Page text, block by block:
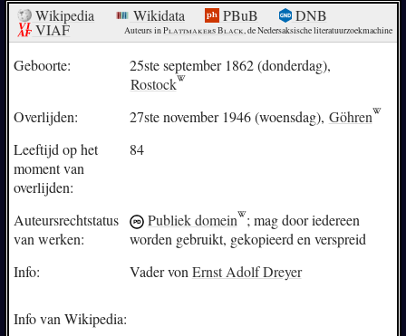
Wikipedia Wikidata PBuB DNB
VIAF Auteurs in Plattmakers Black, de Nedersaksische literatuurzoekmachine
Geboorte:
25ste september 1862 (donderdag),
Rostock
Overlijden:
27ste november 1946 (woensdag), Göhren
Leeftijd op het
moment van
overlijden:
84
Auteursrechtstatus
van werken:
Publiek domein ; mag door iedereen
worden gebruikt, gekopieerd en verspreid
Info:
Vader von Ernst Adolf Dreyer
Info van Wikipedia: